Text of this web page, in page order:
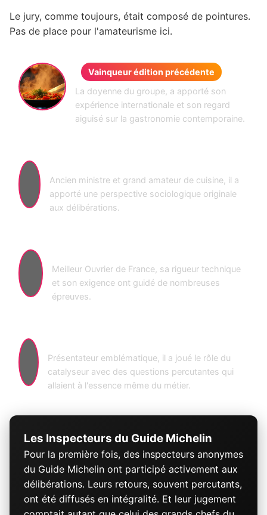
Le jury, comme toujours, était composé de pointures.
Pas de place pour l'amateurisme ici.
Vainqueur édition précédente
La doyenne du groupe, a apporté son
expérience internationale et son regard
aiguisé sur la gastronomie contemporaine.
Ancien ministre et grand amateur de cuisine, il a
apporté une perspective sociologique originale
aux délibérations.
Meilleur Ouvrier de France, sa rigueur technique
et son exigence ont guidé de nombreuses
épreuves.
Présentateur emblématique, il a joué le rôle du
catalyseur avec des questions percutantes qui
allaient à l'essence même du métier.
Les Inspecteurs du Guide Michelin
Pour la première fois, des inspecteurs anonymes
du Guide Michelin ont participé activement aux
délibérations. Leurs retours, souvent percutants,
ont été diffusés en intégralité. Et leur jugement